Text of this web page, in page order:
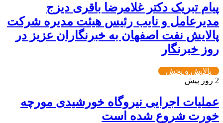
پیام تبریک دکتر غلامرضا باقری دیزج
مدیرعامل و نایب رئیس هیئت مدیره شرکت
پالایش نفت اصفهان به خبرنگاران عزیز در
روز خبرنگار
پالایش و پخش
2 روز پیش
عملیات اجرایی نیروگاه خورشیدی مورچه
خورت شروع شده است